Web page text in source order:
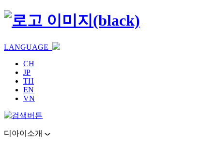
LANGUAGE
CH
JP
TH
EN
VN
디아이소개